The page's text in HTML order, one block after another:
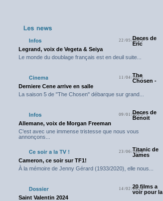
22/05/2025Deces de
Eric
Legrand, voix de Vegeta & Seiya
Le monde du doublage français est en deuil suite...
11/04/2025
The
Chosen -
Derniere Cene arrive en salle
La saison 5 de "The Chosen" débarque sur grand...
09/01/2025Deces de
Benoit
Allemane, voix de Morgan Freeman
C'est avec une immense tristesse que nous vous
annonçons...
23/06/2024Titanic de
James
Cameron, ce soir sur TF1!
À la mémoire de Jenny Gérard (1933/2020), elle nous...
14/02/202420 films a
voir pour la
Saint Valentin 2024